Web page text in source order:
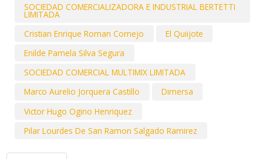
SOCIEDAD COMERCIALIZADORA E INDUSTRIAL BERTETTI
LIMITADA
Cristian Enrique Roman Cornejo
El Quiijote
Enilde Pamela Silva Segura
SOCIEDAD COMERCIAL MULTIMIX LIMITADA
Marco Aurelio Jorquera Castillo
Dimersa
Victor Hugo Ogino Henriquez
Pilar Lourdes De San Ramon Salgado Ramirez